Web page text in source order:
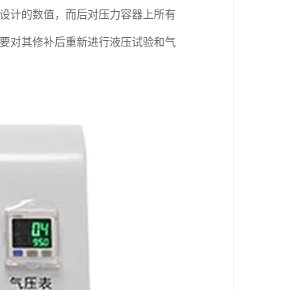
计的数值，而后对压力容器上所有
对其修补后重新进行液压试验和气